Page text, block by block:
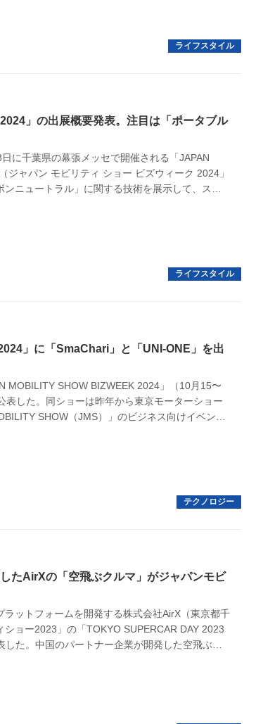
」の出展概要発表。注目は「ポータブル
に千葉県の幕張メッセで開催される「JAPAN
ジャパン モビリティ ショー ビズウィーク 2024」
ニュートラル」に関する技術を展示して、スタ
」に「SmaChari」と「UNI-ONE」を出
MOBILITY SHOW BIZWEEK 2024」（10月15〜
表した。同ショーは昨年から東京モーターショー
SHOW（JMS）」のビジネス向けイベント
パーソナルモビリティ「UNI-ONE（ユニワ
たAirXの「空飛ぶクルマ」がジャパンモビ
ットフォームを開発する株式会社AirX（東京都千
ョー2023」の「TOKYO SUPERCAR DAY 2023
た。中国のパートナー企業が開発した空飛ぶク